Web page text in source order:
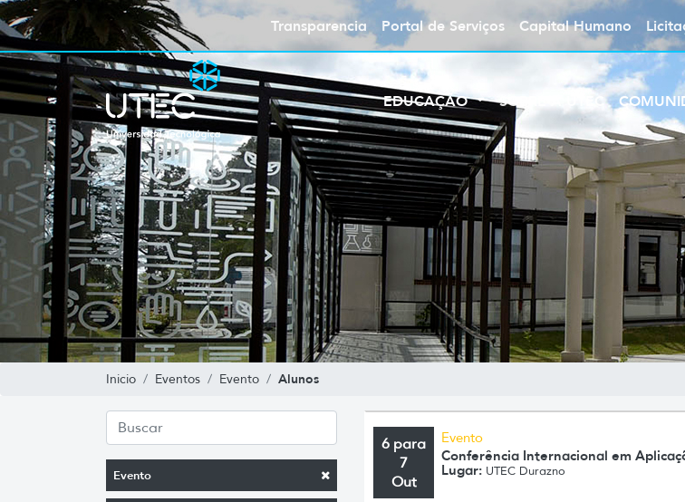
Transparencia Portal de Serviços Capital Humano
EDUCAÇÃO SOBRE A UTEC
Inicio Eventos Evento Alunos
Evento
6 para
7
Out
Evento
Conferência Internacional em
Lugar: UTEC Durazno